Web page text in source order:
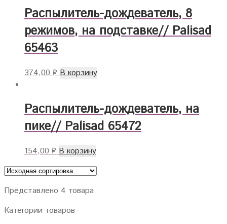
Распылитель-дождеватель, 8
режимов, на подставке// Palisad
65463
374,00₽ В корзину
Распылитель-дождеватель, на
пике// Palisad 65472
154,00₽ В корзину
Представлено 4 товара
Категории товаров